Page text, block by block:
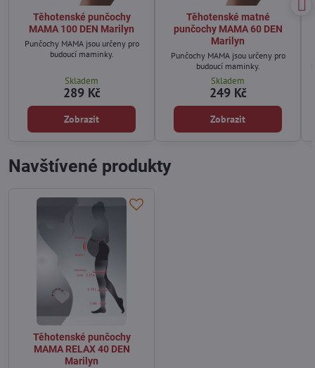
Těhotenské punčochy
MAMA 100 DEN Marilyn
Punčochy MAMA jsou určeny pro
budoucí maminky.
Skladem
289 Kč
Zobrazit
Těhotenské matné
punčochy MAMA 60 DEN
Marilyn
Punčochy MAMA jsou určeny pro
budoucí maminky.
Skladem
249 Kč
Zobrazit
Navštívené produkty
Těhotenské punčochy
MAMA RELAX 40 DEN
Marilyn